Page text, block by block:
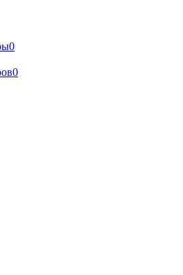
0
0